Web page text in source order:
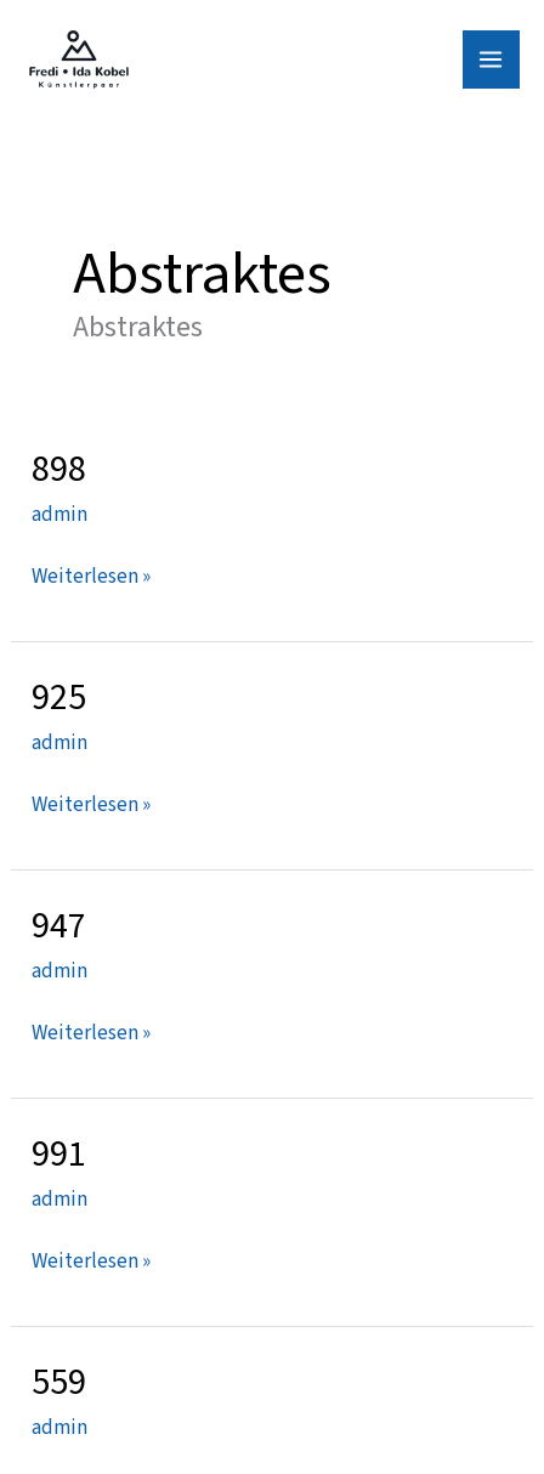
springen
Abstraktes
Abstraktes
898
admin
898
Weiterlesen »
925
admin
925
Weiterlesen »
947
admin
947
Weiterlesen »
991
admin
991
Weiterlesen »
559
admin
559